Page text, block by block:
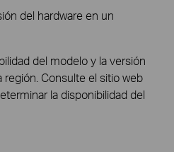
del hardware en un
del modelo y la versión
región. Consulte el sitio web
la disponibilidad del